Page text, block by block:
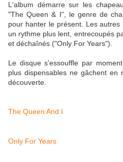
L'album démarre sur les
"The Queen & I", le genre de
pour hanter le présent. Les
un rythme plus lent, entrecoupés
et déchaînés ("Only For Years").
Le disque s'essouffle par
plus dispensables ne gâchent en
découverte.
The Queen And I
Only For Years